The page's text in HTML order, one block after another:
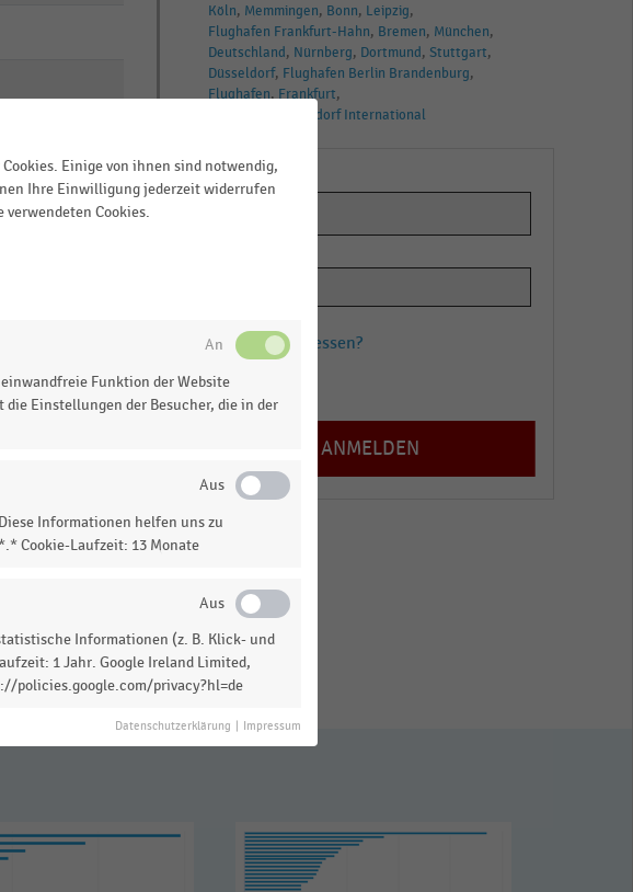
empty
Köln Memmingen Bonn Leipzig
Flughafen Frankfurt-Hahn Bremen München
Deutschland
Nürnberg Dortmund Stuttgart
Düsseldorf Flughafen Berlin Brandenburg
Flughafen Frankfurt
Flughafen Düsseldorf International
Passwort vergessen?
Registrieren
Einige von ihnen sind notwendig,
Ihre Einwilligung jederzeit widerrufen
Cookies.
Funktion der Website
die Einstellungen der Besucher, die in der
Informationen helfen uns zu
Cookie-Laufzeit: 13 Monate
Informationen (z. B. Klick- und
1 Jahr. Google Ireland Limited,
policies.google.com/privacy?hl=de
Datenschutzerklärung Impressum